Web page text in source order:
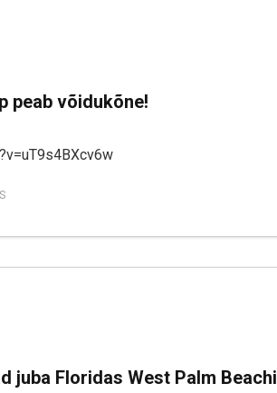
peab võidukõne!
juba Floridas West Palm Beachi